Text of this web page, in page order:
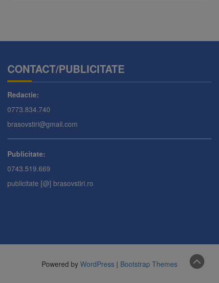
CONTACT/PUBLICITATE
Redactie:
0773.834.740
brasovstiri@gmail.com
Publicitate:
0743.519.669
publicitate [@] brasovstiri.ro
Powered by WordPress | Bootstrap Themes